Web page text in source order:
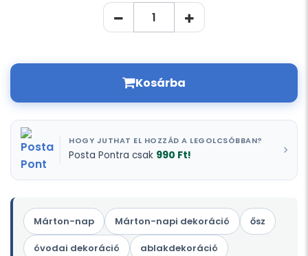
Kosárba
HOGY JUTHAT EL HOZZÁD A LEGOLCSÓBBAN?
Posta Pontra csak 990 Ft!
Márton-nap Márton-napi dekoráció ősz
óvodai dekoráció ablakdekoráció